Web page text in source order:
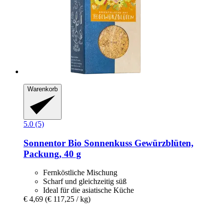
Warenkorb
5.0 (5)
Sonnentor Bio Sonnenkuss Gewürzblüten,
Packung, 40 g
Fernköstliche Mischung
Scharf und gleichzeitig süß
Ideal für die asiatische Küche
€ 4,69 (€ 117,25 / kg)